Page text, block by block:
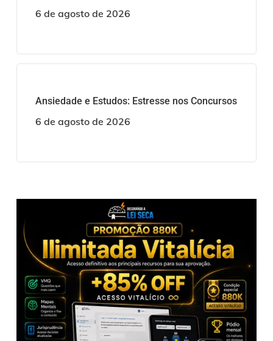
6 de agosto de 2026
Ansiedade e Estudos: Estresse nos Concursos
6 de agosto de 2026